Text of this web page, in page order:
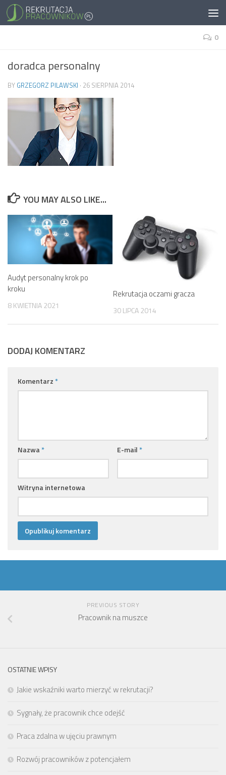
0
doradca personalny
BY GRZEGORZ PILAWSKI · 26 SIERPNIA 2014
YOU MAY ALSO LIKE...
Audyt personalny krok po
kroku
8 KWIETNIA 2021
Rekrutacja oczami gracza
30 LIPCA 2014
DODAJ KOMENTARZ
Komentarz *
Nazwa * E-mail *
Witryna internetowa
PREVIOUS STORY
Pracownik na muszce
OSTATNIE WPISY
Jakie wskaźniki warto mierzyć w rekrutacji?
Sygnały, że pracownik chce odejść
Praca zdalna w ujęciu prawnym
Rozwój pracowników z potencjałem